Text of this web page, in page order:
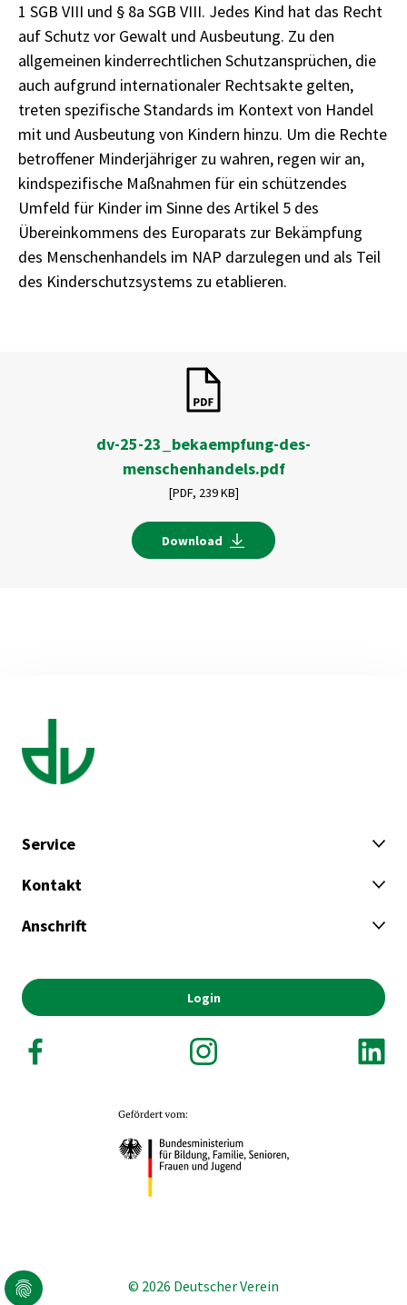
1 SGB VIII und § 8a SGB VIII. Jedes Kind hat das Recht
auf Schutz vor Gewalt und Ausbeutung. Zu den
allgemeinen kinderrechtlichen Schutzansprüchen, die
auch aufgrund internationaler Rechtsakte gelten,
treten spezifische Standards im Kontext von Handel
mit und Ausbeutung von Kindern hinzu. Um die Rechte
betroffener Minderjähriger zu wahren, regen wir an,
kindspezifische Maßnahmen für ein schützendes
Umfeld für Kinder im Sinne des Artikel 5 des
Übereinkommens des Europarats zur Bekämpfung
des Menschenhandels im NAP darzulegen und als Teil
des Kinderschutzsystems zu etablieren.
dv-25-23_bekaempfung-des-
menschenhandels.pdf
[PDF, 239 KB]
Download
Service
Kontakt
Anschrift
Login
© 2026 Deutscher Verein